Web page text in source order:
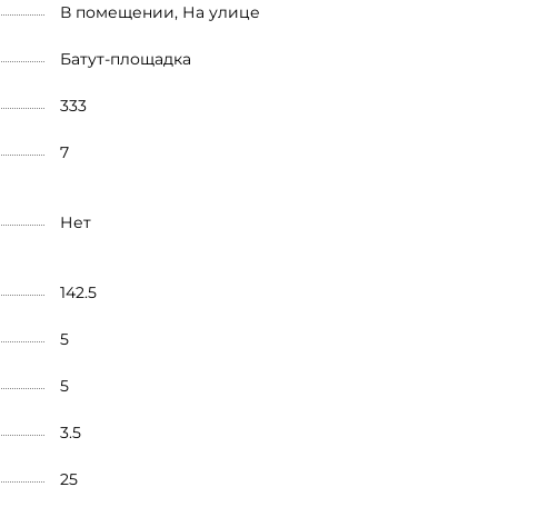
В помещении, На улице
Батут-площадка
333
7
Нет
142.5
5
5
3.5
25